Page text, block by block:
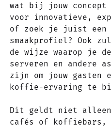
wat bij jouw
voor innovatieve,
of zoek je juist een
smaakprofiel? Ook
de wijze waarop je
serveren en andere
zijn om jouw gasten
koffie-ervaring te
Dit geldt niet
cafés of koffiebars,